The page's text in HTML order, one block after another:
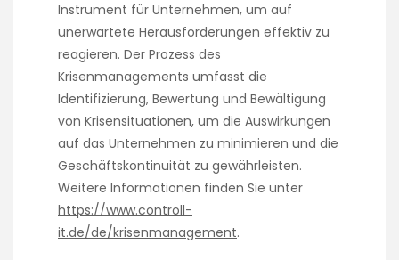
Instrument für Unternehmen, um auf
unerwartete Herausforderungen effektiv zu
reagieren. Der Prozess des
Krisenmanagements umfasst die
Identifizierung, Bewertung und Bewältigung
von Krisensituationen, um die Auswirkungen
auf das Unternehmen zu minimieren und die
Geschäftskontinuität zu gewährleisten.
Weitere Informationen finden Sie unter
https://www.controll-
it.de/de/krisenmanagement.